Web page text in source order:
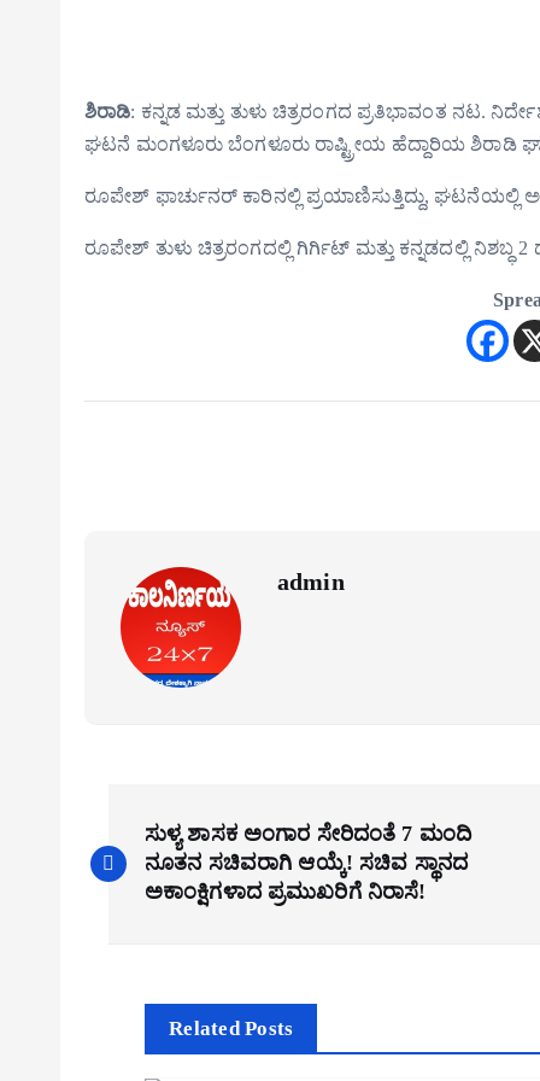
ಶಿರಾಡಿ: ಕನ್ನಡ ಮತ್ತು ತುಳು ಚಿತ್ರರಂಗದ ಪ್ರತಿಭಾವಂತ ನಟ.
ಘಟನೆ ಮಂಗಳೂರು ಬೆಂಗಳೂರು ರಾಷ್ಟ್ರೀಯ ಹೆದ್ದಾರಿಯ ಶಿರಾಡಿ
ರೂಪೇಶ್ ಫಾರ್ಚುನರ್ ಕಾರಿನಲ್ಲಿ ಪ್ರಯಾಣಿಸುತ್ತಿದ್ದು,
ರೂಪೇಶ್ ತುಳು ಚಿತ್ರರಂಗದಲ್ಲಿ ಗಿರ್ಗಿಟ್ ಮತ್ತು ಕನ್ನಡದಲ್ಲಿ
admin
o
s
ಸುಳ್ಯ ಶಾಸಕ ಅಂಗಾರ ಸೇರಿದಂತೆ 7 ಮಂದಿ
ನೂತನ ಸಚಿವರಾಗಿ ಆಯ್ಕೆ! ಸಚಿವ ಸ್ಥಾನದ
ಅಕಾಂಕ್ಷಿಗಳಾದ ಪ್ರಮುಖರಿಗೆ ನಿರಾಸೆ!
Related Posts